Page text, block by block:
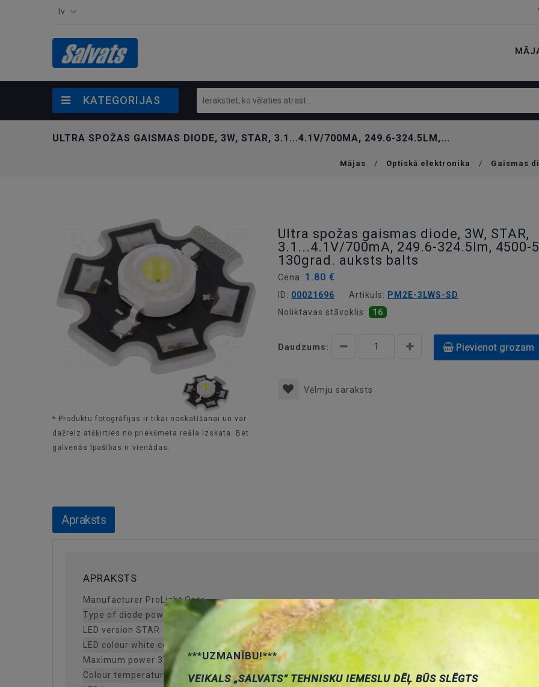
lv
KATEGORIJAS
ULTRA SPOŽAS GAISMAS DIODE, 3W, STAR, 3.1...4.1V/700MA, 249.6-324.5LM,...
Mājas / Optiskā elektronika / Gaismas
* Produktu fotogrāfijas ir tikai noskatīšanai un var
dažreiz atšķirties no priekšmeta reāla izskata. Bet
galvenās īpašības ir vienādas.
Ultra spožas gaismas diode, 3W, STAR,
3.1...4.1V/700mA, 249.6-324.5lm, 4500-
130grad. auksts balts
Cena: 1.80 €
ID: 00021696 Artikuls: PM2E-3LWS-SD
Noliktavas stāvoklis:
16
Daudzums: Pievienot grozam
Vēlmju saraksts
Apraksts
APRAKSTS
Manufacturer ProLight Opto
Type of diode power LED
LED version STAR
LED colour white cold
Maximum power 3W
Colour temperature 4500-5650K
***UZMANĪBU!***
VEIKALS „SALVATS” TEHNISKU IEMESLU DĒĻ BŪS SLĒGTS